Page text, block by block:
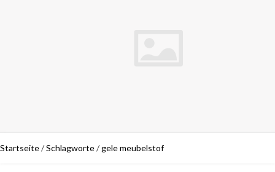
Startseite/Schlagworte/gele meubelstof